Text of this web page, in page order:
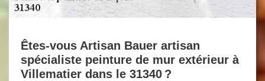
Êtes-vous Artisan Bauer artisan
spécialiste peinture de mur extérieur à
Villematier dans le 31340 ?